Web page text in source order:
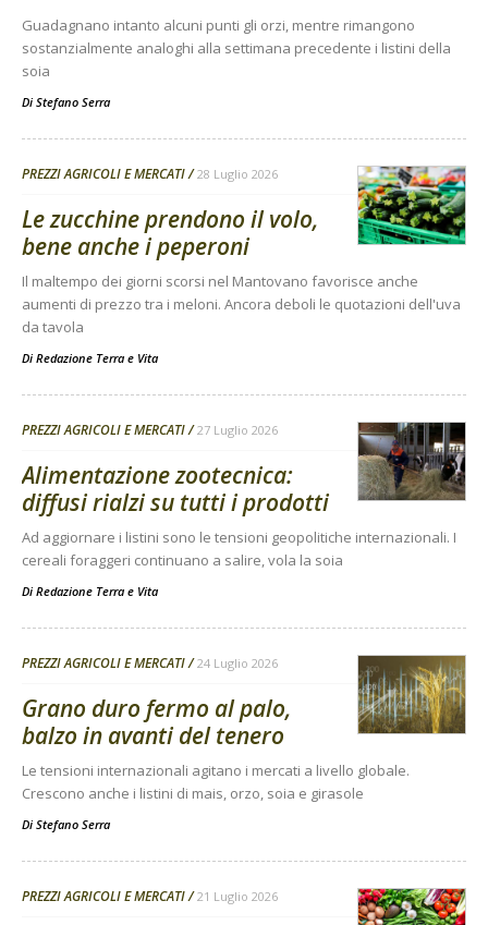
Guadagnano intanto alcuni punti gli orzi, mentre rimangono
sostanzialmente analoghi alla settimana precedente i listini della
soia
Di Stefano Serra
PREZZI AGRICOLI E MERCATI 28 Luglio 2026
Le zucchine prendono il volo,
bene anche i peperoni
Il maltempo dei giorni scorsi nel Mantovano favorisce anche
aumenti di prezzo tra i meloni. Ancora deboli le quotazioni dell'uva
da tavola
Di Redazione Terra e Vita
PREZZI AGRICOLI E MERCATI 27 Luglio 2026
Alimentazione zootecnica:
diffusi rialzi su tutti i prodotti
Ad aggiornare i listini sono le tensioni geopolitiche internazionali. I
cereali foraggeri continuano a salire, vola la soia
Di Redazione Terra e Vita
PREZZI AGRICOLI E MERCATI 24 Luglio 2026
Grano duro fermo al palo,
balzo in avanti del tenero
Le tensioni internazionali agitano i mercati a livello globale.
Crescono anche i listini di mais, orzo, soia e girasole
Di Stefano Serra
PREZZI AGRICOLI E MERCATI 21 Luglio 2026